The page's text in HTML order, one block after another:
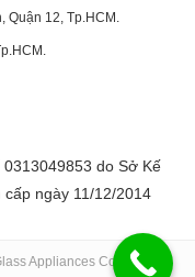
12, Tp.HCM.
do Sở Kế
ngày 11/12/2014
Appliances Co., Ltd